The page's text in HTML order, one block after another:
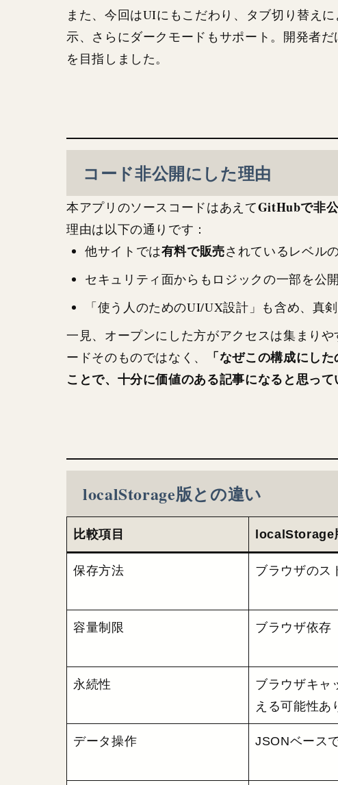
また、今回はUIにもこだわり、タブ切り替え
示、さらにダークモードもサポート。開発者
を目指しました。
コード非公開にした理由
本アプリのソースコードはあえてGitHubで非
理由は以下の通りです：
他サイトでは有料で販売されているレベル
セキュリティ面からもロジックの一部を公
「使う人のためのUI/UX設計」も含め、真
一見、オープンにした方がアクセスは集まり
ードそのものではなく、
「なぜこの構成にし
ことで、十分に価値のある記事になると思って
localStorage版との違い
比較項目 localStorage
保存方法 ブラウザのス
容量制限 ブラウザ依存
永続性
ブラウザキャ
える可能性あ
データ操作 JSONベース